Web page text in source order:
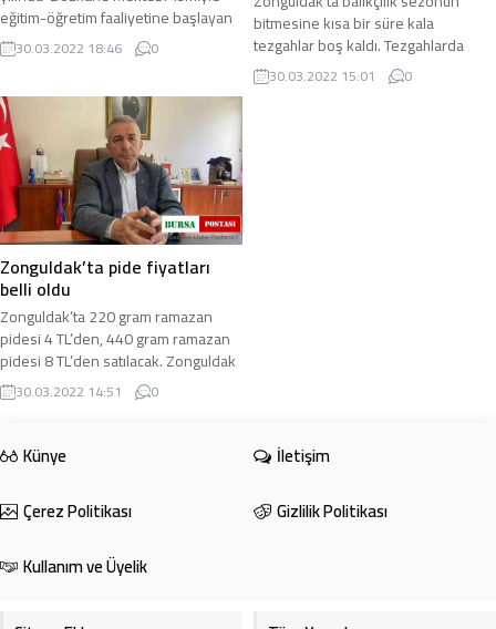
eğitim-öğretim faaliyetine başlayan
Kdz Ereğli Meslek Teknik Anadolu
Teknik ...
30.03.2022 18:46 0
bitmesine kısa bir süre kala
tezgahlar boş kaldı. Tezgahlarda
sadece istavrit yer alırken, kilogram
fiyatı 25 ila ...
30.03.2022 15:01 0
Zonguldak’ta pide fiyatları
belli oldu
Zonguldak’ta 220 gram ramazan
pidesi 4 TL’den, 440 gram ramazan
pidesi 8 TL’den satılacak. Zonguldak
Esnaf Odaları Birliği Başkanı
Muharrem ...
30.03.2022 14:51 0
Künye
İletişim
Çerez Politikası
Gizlilik Politikası
Kullanım ve Üyelik